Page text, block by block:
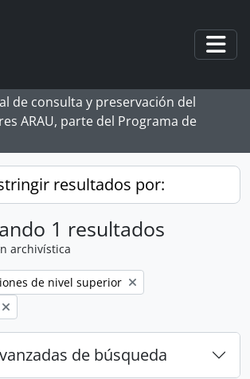
de consulta y preservación del
ARAU, parte del Programa de
resultados por:
1 resultados
archivística
de nivel superior
de búsqueda